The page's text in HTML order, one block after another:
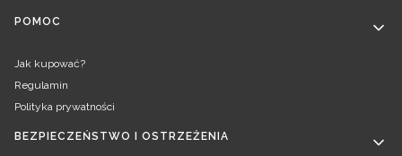
POMOC
Jak kupować?
Regulamin
Polityka prywatności
BEZPIECZEŃSTWO I OSTRZEŻENIA